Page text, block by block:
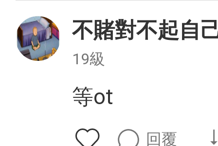
不賭對不起自
19級
等ot
回覆